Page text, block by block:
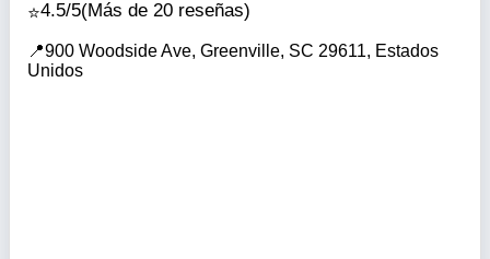
4.5/5(Más de 20 reseñas)
900 Woodside Ave, Greenville, SC 29611, Estados
Unidos